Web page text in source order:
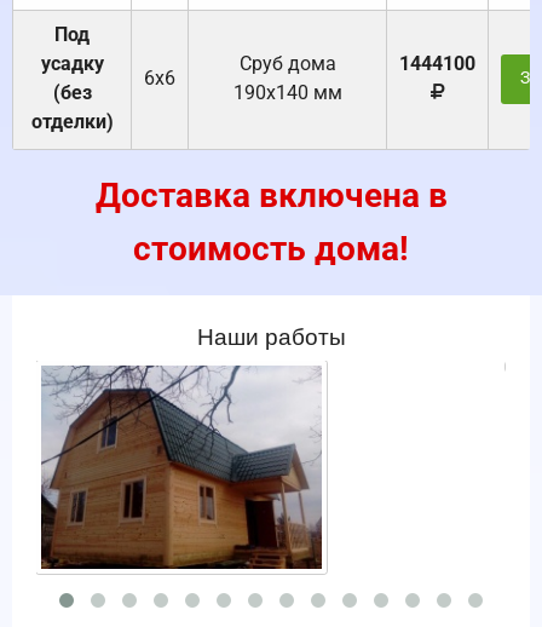
Под
усадку
(без
отделки)
6х6
Cруб дома
190х140 мм
1444100
Доставка включена в
стоимость дома!
Наши работы